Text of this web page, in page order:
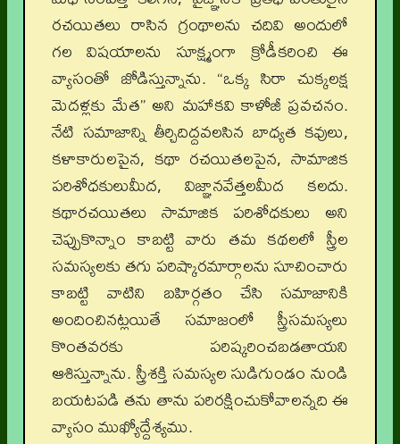
రచయితలు రాసిన గ్రంథాలను చదివి అందులో
గల విషయాలను సూక్ష్మంగా క్రోడీకరించి ఈ
వ్యాసంతో జోడిస్తున్నాను. “ఒక్క సిరా చుక్కలక్ష
మెదళ్లకు మేత” అని మహాకవి కాళోజీ ప్రవచనం.
నేటి సమాజాన్ని తీర్చిదిద్దవలసిన బాధ్యత కవులు,
కళాకారులపైన, కథా రచయితలపైన, సామాజిక
పరిశోధకులుమీద, విజ్ఞానవేత్తలమీద కలదు.
కథారచయితలు సామాజిక పరిశోధకులు అని
చెప్పుకొన్నాం కాబట్టి వారు తమ కథలలో స్త్రీల
సమస్యలకు తగు పరిష్కారమార్గాలను సూచించారు
కాబట్టి వాటిని బహిర్గతం చేసి సమాజానికి
అందించినట్లయితే సమాజంలో స్త్రీసమస్యలు
కొంతవరకు పరిష్కరించబడతాయని
ఆశిస్తున్నాను. స్త్రీశక్తి సమస్యల సుడిగుండం నుండి
బయటపడి తను తాను పరిరక్షించుకోవాలన్నది ఈ
వ్యాసం ముఖ్యోద్దేశ్యము.